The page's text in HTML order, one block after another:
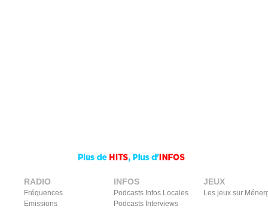
RADIO
Fréquences
Emissions
INFOS
Podcasts Infos Locales
Podcasts Interviews
JEUX
Les jeux sur